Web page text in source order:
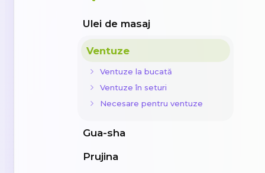
Ulei de masaj
Ventuze
Ventuze la bucată
Ventuze în seturi
Necesare pentru ventuze
Gua-sha
Prujina